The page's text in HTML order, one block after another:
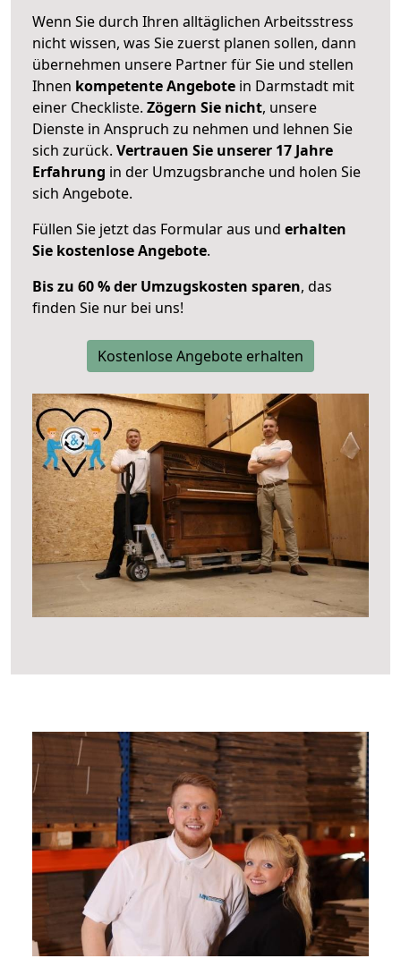
Wenn Sie durch Ihren alltäglichen Arbeitsstress
nicht wissen, was Sie zuerst planen sollen, dann
übernehmen unsere Partner für Sie und stellen
Ihnen kompetente Angebote in Darmstadt mit
einer Checkliste. Zögern Sie nicht, unsere
Dienste in Anspruch zu nehmen und lehnen Sie
sich zurück. Vertrauen Sie unserer 17 Jahre
Erfahrung in der Umzugsbranche und holen Sie
sich Angebote.
Füllen Sie jetzt das Formular aus und erhalten
Sie kostenlose Angebote.
Bis zu 60 % der Umzugskosten sparen, das
finden Sie nur bei uns!
Kostenlose Angebote erhalten